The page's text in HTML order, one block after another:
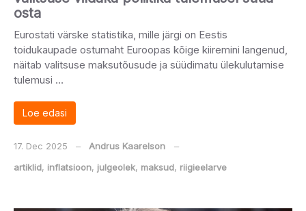
osta
Eurostati värske statistika, mille järgi on Eestis
toidukaupade ostumaht Euroopas kõige kiiremini langenud,
näitab valitsuse maksutõusude ja süüdimatu ülekulutamise
tulemusi …
Loe edasi
17. Dec 2025 ‒ Andrus Kaarelson
‒
artiklid, inflatsioon, julgeolek, maksud, riigieelarve